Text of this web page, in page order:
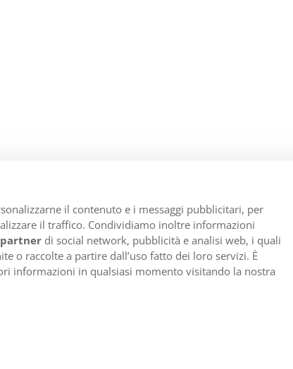
Su di noi Hai bisogno di aiuto?
il contenuto e i messaggi pubblicitari, per
il traffico. Condividiamo inoltre informazioni
partner di social network, pubblicità e analisi web, i quali
o raccolte a partire dall’uso fatto dei loro servizi. È
informazioni in qualsiasi momento visitando la nostra